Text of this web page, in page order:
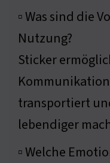
▫ Was sind die
Nutzung?
Sticker
transportiert
lebendiger
▫ Welche